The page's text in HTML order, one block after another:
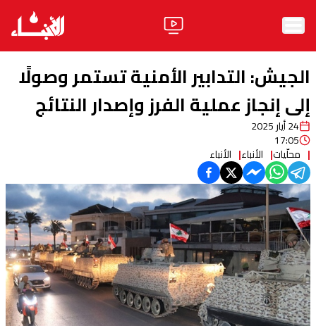
الرئيسية
الأخبار
ثقافة ومجتمع
آراء
فيديو
مواقف
وليد جنبلاطالحزب
ابحث
الجيش: التدابير الأمنية تستمر وصولًا
إلى إنجاز عملية الفرز وإصدار النتائج
24 أيار 2025
17:05
محلّيات الأنباء الأنباء